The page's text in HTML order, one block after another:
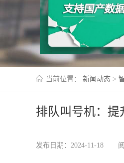
当前位置： 新闻动态 >
排队叫号机：提
发布日期：2024-11-18